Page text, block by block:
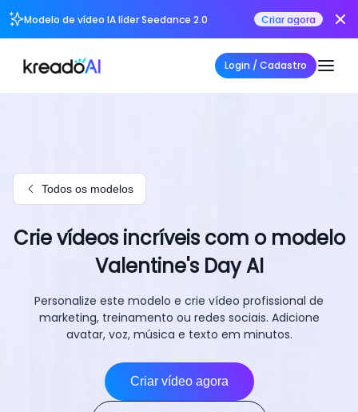
Modelo de vídeo IA líder Seedance 2.0 Criar agora
Login / Cadastro
Todos os modelos
Crie vídeos incríveis com o modelo
Valentine's Day AI
Personalize este modelo e crie vídeo profissional de
marketing, treinamento ou redes sociais. Adicione
avatar, voz, música e texto em minutos.
Criar vídeo agora